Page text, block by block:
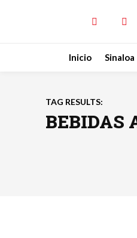
Inicio Sinaloa
TAG RESULTS:
BEBIDAS